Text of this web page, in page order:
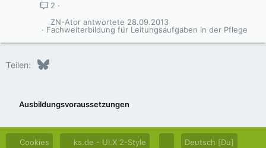
2
Fachweiterbildung für Leitungsaufgaben in der Pflege
28.09.2013
ZN-Ator
Teilen: Bluesky
Ausbildungsvoraussetzungen
Cookies ks.de - UI.X 2-Style
Deutsch [Du]